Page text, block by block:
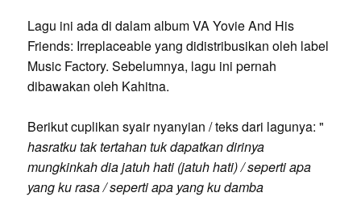
Lagu ini ada di dalam album VA Yovie And His
Friends: Irreplaceable yang didistribusikan oleh label
Music Factory. Sebelumnya, lagu ini pernah
dibawakan oleh Kahitna.
Berikut cuplikan syair nyanyian / teks dari lagunya: "
hasratku tak tertahan tuk dapatkan dirinya
mungkinkah dia jatuh hati (jatuh hati) / seperti apa
yang ku rasa / seperti apa yang ku damba